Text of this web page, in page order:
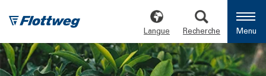
Langue Recherche Menu